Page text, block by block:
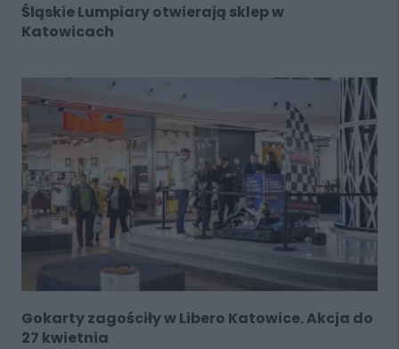
Śląskie Lumpiary otwierają sklep w
Katowicach
Gokarty zagościły w Libero Katowice. Akcja do
27 kwietnia